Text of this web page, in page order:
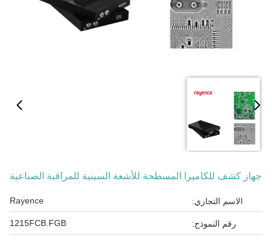
جهاز كشف للكاميرا المسطحة للأشعة السينية للمراقبة الصناعية
الاسم التجاري: Rayence
رقم النموذج: 1215FCB.FGB